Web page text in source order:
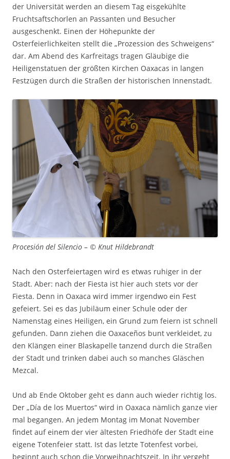
der Universität werden an diesem Tag eisgekühlte
Fruchtsaftschorlen an Passanten und Besucher
ausgeschenkt. Einen der Höhepunkte der
Osterfeierlichkeiten stellt die „Prozession des Schweigens“
dar. Am Abend des Karfreitags tragen Gläubige die
Heiligenstatuen der größten Kirchen Oaxacas in langen
Festzügen durch die Straßen der historischen Innenstadt.
Procesión del Silencio – © Knut Hildebrandt
Nach den Osterfeiertagen wird es etwas ruhiger in der
Stadt. Aber: nach der Fiesta ist hier auch stets vor der
Fiesta. Denn in Oaxaca wird immer irgendwo ein Fest
gefeiert. Sei es das Jubiläum einer Schule oder der
Namenstag eines Heiligen, ein Grund zum feiern ist schnell
gefunden. Dann ziehen die Oaxaceños bunt verkleidet, zu
den Klängen einer Blaskapelle tanzend durch die Straßen
der Stadt und trinken dabei auch so manches Gläschen
Mezcal.
Und ab Ende Oktober geht es dann auch wieder richtig los.
Der „Día de los Muertos“ wird in Oaxaca nämlich ganze vier
mal begangen. An jedem Montag im Monat November
findet auf einem der vier ältesten Friedhöfe der Stadt eine
eigene Totenfeier statt. Ist das letzte Totenfest vorbei,
beginnt auch schon die Vorweihnachtszeit. In ihr vergeht